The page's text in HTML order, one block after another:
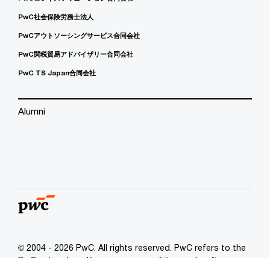
PwC社会保険労務士法人
PwCアウトソーシングサービス合同会社
PwC関税貿易アドバイザリー合同会社
PwC TS Japan合同会社
Alumni
© 2004 - 2026 PwC. All rights reserved. PwC refers to the